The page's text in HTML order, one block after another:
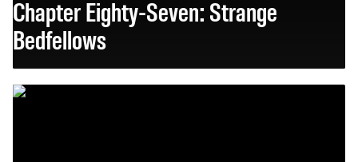
Chapter Eighty-Seven: Strange
Bedfellows